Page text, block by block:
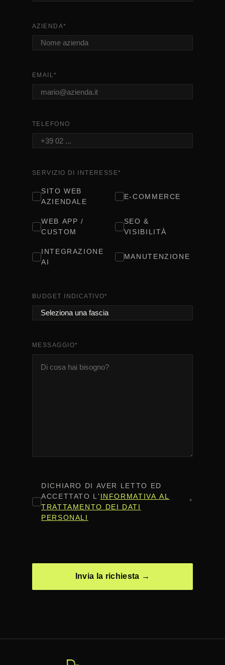
AZIENDA*
EMAIL*
TELEFONO
SERVIZIO DI INTERESSE*
SITO WEB
AZIENDALE
E-COMMERCE
WEB APP /
CUSTOM
SEO &
VISIBILITÀ
INTEGRAZIONE
AI
MANUTENZIONE
BUDGET INDICATIVO*
MESSAGGIO*
CONSENSO*
DICHIARO DI AVER LETTO ED
ACCETTATO L' INFORMATIVA AL
TRATTAMENTO DEI DATI
PERSONALI
*